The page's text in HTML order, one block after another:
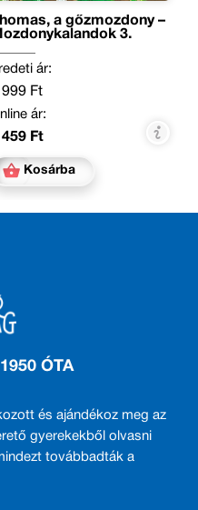
a gőzmozdony –
3.
ár:
999 Ft
ár:
459 Ft
Kosárba
ÓTA
és ajándékoz meg az
gyerekekből olvasni
továbbadták a